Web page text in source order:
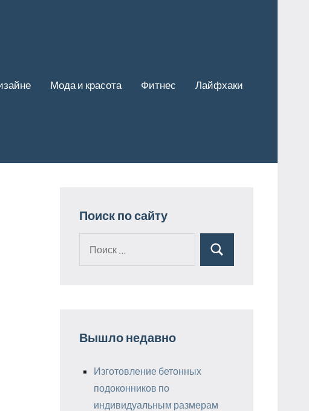
Мода и красота Фитнес Лайфхаки
Поиск по сайту
Поиск
Вышло недавно
Изготовление бетонных
подоконников по
индивидуальным размерам